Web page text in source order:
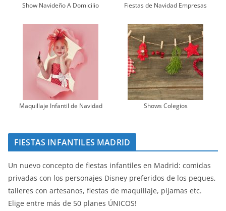
Show Navideño A Domicilio Fiestas de Navidad Empresas
Maquillaje Infantil de Navidad Shows Colegios
FIESTAS INFANTILES MADRID
Un nuevo concepto de fiestas infantiles en Madrid: comidas
privadas con los personajes Disney preferidos de los peques,
talleres con artesanos, fiestas de maquillaje, pijamas etc.
Elige entre más de 50 planes ÚNICOS!